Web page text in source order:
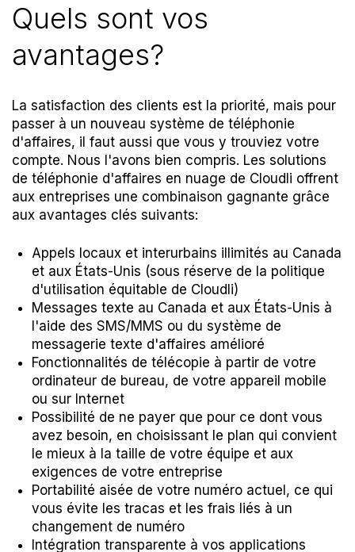
Quels sont vos
avantages?
La satisfaction des clients est la priorité, mais pour
passer à un nouveau système de téléphonie
d'affaires, il faut aussi que vous y trouviez votre
compte. Nous l'avons bien compris. Les solutions
de téléphonie d'affaires en nuage de Cloudli offrent
aux entreprises une combinaison gagnante grâce
aux avantages clés suivants:
Appels locaux et interurbains illimités au Canada
et aux États-Unis (sous réserve de la politique
d'utilisation équitable de Cloudli)
Messages texte au Canada et aux États-Unis à
l'aide des SMS/MMS ou du système de
messagerie texte d'affaires amélioré
Fonctionnalités de télécopie à partir de votre
ordinateur de bureau, de votre appareil mobile
ou sur Internet
Possibilité de ne payer que pour ce dont vous
avez besoin, en choisissant le plan qui convient
le mieux à la taille de votre équipe et aux
exigences de votre entreprise
Portabilité aisée de votre numéro actuel, ce qui
vous évite les tracas et les frais liés à un
changement de numéro
Intégration transparente à vos applications